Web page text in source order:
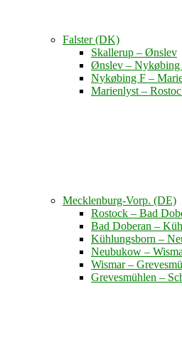
Falster (DK)
Skallerup – Ønslev
Ønslev – Nykøbing
Nykøbing F –
Marienlyst –
Mecklenburg-Vorp. (DE)
Rostock – Bad
Bad Doberan –
Kühlungsborn –
Neubukow –
Wismar –
Grevesmühlen –